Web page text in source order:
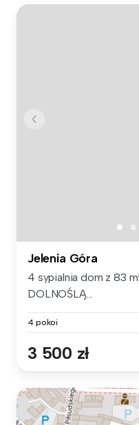
Jelenia Góra
4 sypialnia dom z 83
DOLNOŚLĄ...
4 pokoi
3 500 zł